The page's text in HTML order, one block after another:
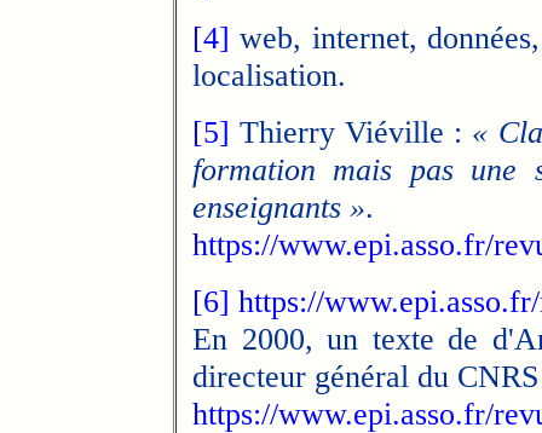
[4] web, internet,
localisation.
[5] Thierry Viéville : «
formation mais pas une
enseignants ».
https://www.epi.asso.fr/
[6] https://
En 2000, un texte de
directeur général du
https://www.epi.asso.fr/